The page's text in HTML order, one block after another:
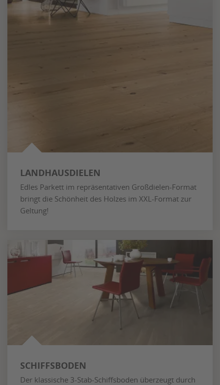
LANDHAUSDIELEN
Edles Parkett im repräsentativen Großdielen-Format
bringt die Schönheit des Holzes im XXL-Format zur
Geltung!
SCHIFFSBODEN
Der klassische 3-Stab-Schiffsboden überzeugt durch